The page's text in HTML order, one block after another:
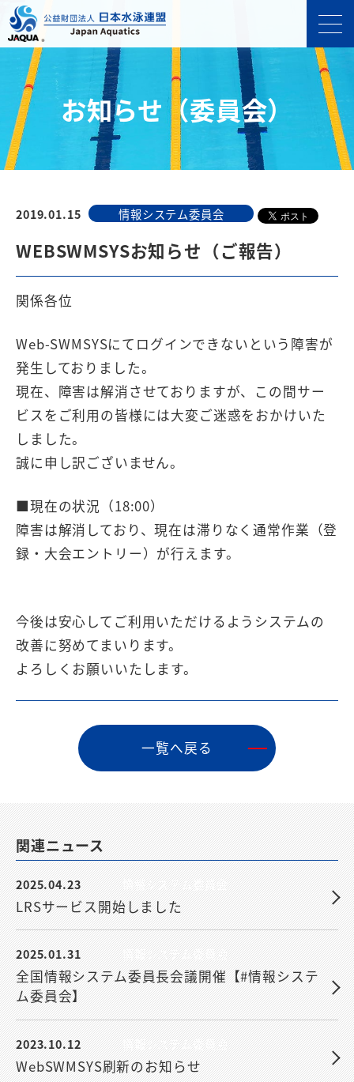
お知らせ（委員会）
2019.01.15 情報システム委員会
WEBSWMSYSお知らせ（ご報告）
関係各位
Web-SWMSYSにてログインできないという障害が
発生しておりました。
現在、障害は解消させておりますが、この間サー
ビスをご利用の皆様には大変ご迷惑をおかけいた
しました。
誠に申し訳ございません。
■現在の状況（18:00）
障害は解消しており、現在は滞りなく通常作業（登
録・大会エントリー）が行えます。
今後は安心してご利用いただけるようシステムの
改善に努めてまいります。
よろしくお願いいたします。
⼀覧へ戻る
関連ニュース
2025.04.23 情報システム委員会
LRSサービス開始しました
2025.01.31 情報システム委員会
全国情報システム委員長会議開催【#情報システ
ム委員会】
2023.10.12 情報システム委員会
WebSWMSYS刷新のお知らせ